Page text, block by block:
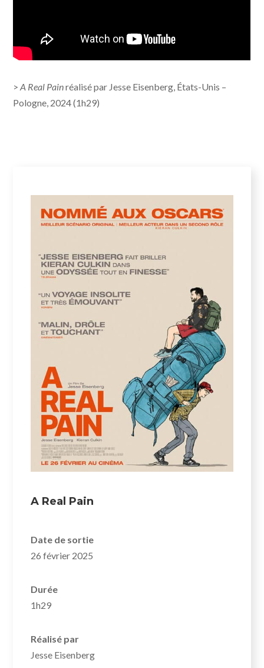
>A Real Painréalisé par Jesse Eisenberg, États-Unis –
Pologne, 2024 (1h29)
A Real Pain
Date de sortie
26 février 2025
Durée
1h29
Réalisé par
Jesse Eisenberg